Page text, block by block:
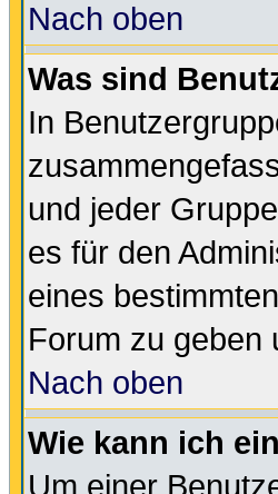
Nach oben
Was sind
In
und jeder
es für den
eines
Forum zu geben
Nach oben
Wie kann ich
Um einer